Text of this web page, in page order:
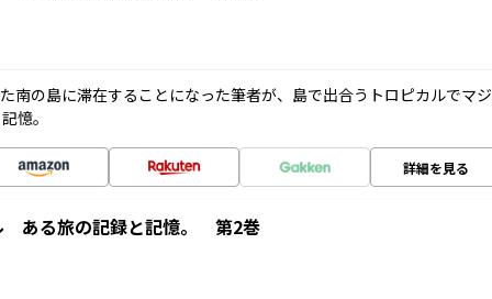
南の島に滞在することになった筆者が、島で出合うトロピカルでマジ
憶。
詳細を見る
ある旅の記録と記憶。 第2巻